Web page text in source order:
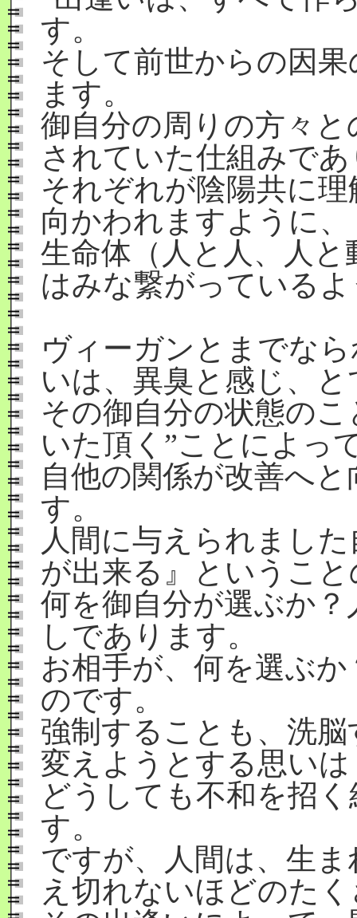
す。
そして前世からの因
ます。
御自分の周りの方々
されていた仕組みであ
それぞれが陰陽共に
向かわれますように、
生命体（人と人、人
はみな繋がっている
ヴィーガンとまでな
いは、異臭と感じ、
その御自分の状態の
いた頂く”ことによっ
自他の関係が改善へ
す。
人間に与えられまし
が出来る』というこ
何を御自分が選ぶか
しであります。
お相手が、何を選ぶ
のです。
強制することも、洗
変えようとする思いは
どうしても不和を招
す。
ですが、人間は、生
え切れないほどのた